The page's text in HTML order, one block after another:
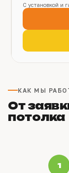
С установкой и
КАК МЫ
От
потолка
1